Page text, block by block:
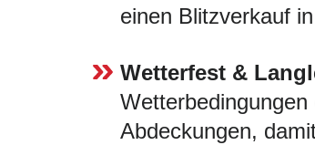
einen Blitzverkauf
Wetterfest &
Abdeckungen,